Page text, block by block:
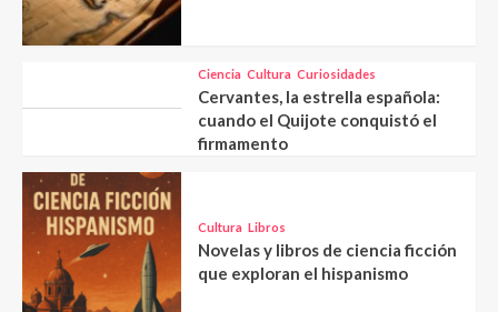
Ciencia Cultura Curiosidades
Cervantes, la estrella española:
cuando el Quijote conquistó el
firmamento
Cultura Libros
Novelas y libros de ciencia ficción
que exploran el hispanismo